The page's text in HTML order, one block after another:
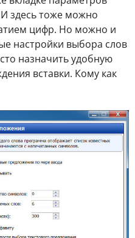
здесь тоже можно
цифр. Но можно и
настройки выбора слов
назначить удобную
вставки. Кому как